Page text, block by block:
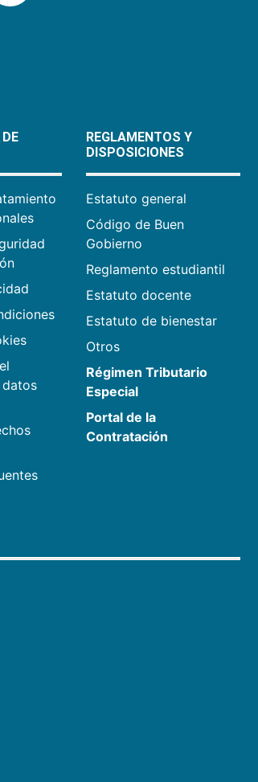
REGLAMENTOS Y
DISPOSICIONES
Estatuto general
Código de Buen
Gobierno
Reglamento estudiantil
Estatuto docente
Estatuto de bienestar
Otros
Régimen Tributario
Especial
Portal de la
Contratación